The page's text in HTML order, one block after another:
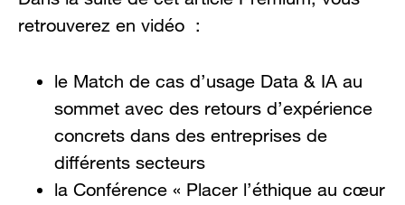
retrouverez en vidéo :
le Match de cas d’usage Data & IA au
sommet avec des retours d’expérience
concrets dans des entreprises de
différents secteurs
la Conférence « Placer l’éthique au cœur